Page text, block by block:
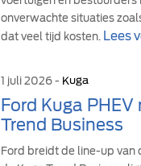
onverwachte situaties
dat veel tijd kosten. Lees
1 juli 2026 - Kuga
Ford Kuga
Trend Business
Ford breidt de line-up van